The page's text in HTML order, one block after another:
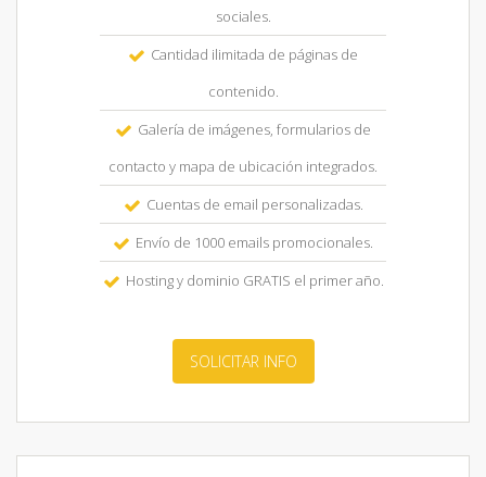
sociales.
Cantidad ilimitada de páginas de
contenido.
Galería de imágenes, formularios de
contacto y mapa de ubicación integrados.
Cuentas de email personalizadas.
Envío de 1000 emails promocionales.
Hosting y dominio GRATIS el primer año.
SOLICITAR INFO